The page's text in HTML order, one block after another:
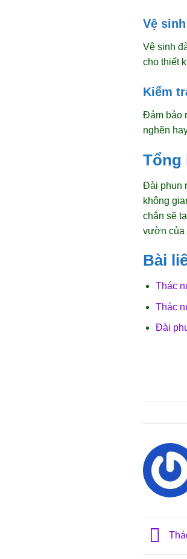
Vệ
Vệ sinh
cho thiết
Kiểm
Đảm bảo
nghẽn
Tổng
Đài phun
không
chắn sẽ
vườn của
Bài
Thác
Thác
Đài